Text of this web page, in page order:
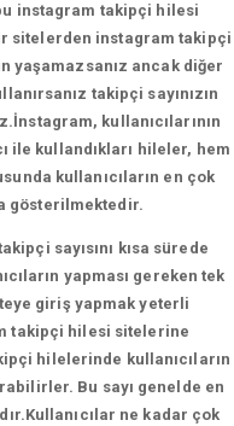
instagram takipçi hilesi
sitelerden instagram takipçi
yaşamazsanız ancak diğer
takipçi sayınızın
kullanıcılarının
ile kullandıkları hileler, hem
kullanıcıların en çok
gösterilmektedir.
sayısını kısa sürede
yapması gereken tek
giriş yapmak yeterli
takipçi hilesi sitelerine
hilelerinde kullanıcıların
Bu sayı genelde en
ne kadar çok